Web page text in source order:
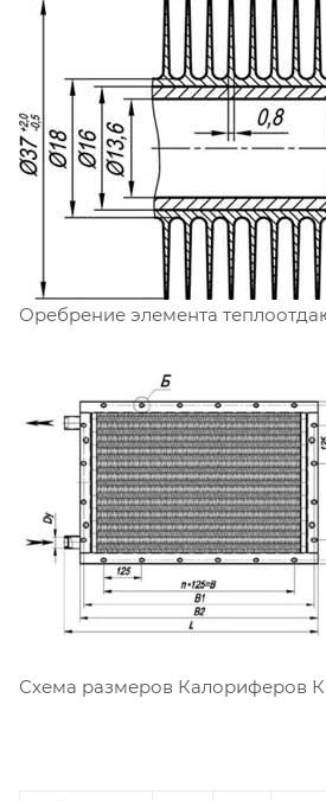
Оребрение элемента
Схема размеров Калориферов